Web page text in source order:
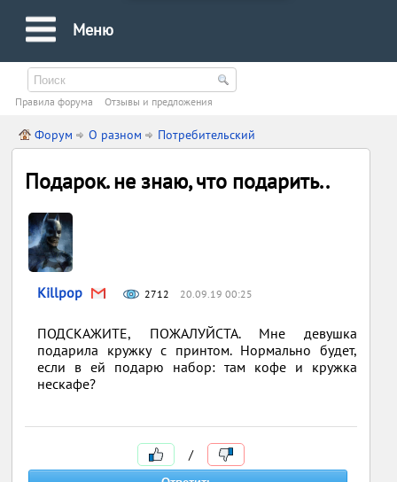
Меню
Правила форума Oтзывы и предложения
Форум О разном Потребительский
Подарок. не знаю, что подарить..
Killpop 2712 20.09.19 00:25
ПОДСКАЖИТЕ, ПОЖАЛУЙСТА. Мне девушка
подарила кружку с принтом. Нормально будет,
если в ей подарю набор: там кофе и кружка
нескафе?
/